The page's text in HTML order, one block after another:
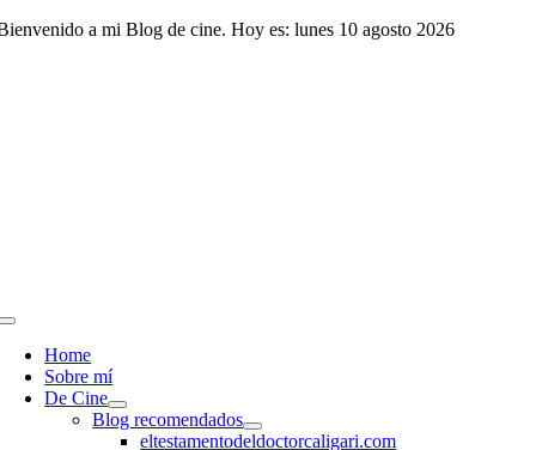
Saltar
a mi Blog de cine. Hoy es: lunes 10 agosto 2026
Toggle
NavigationHome
Sobre mí
De Cine
Blog recomendados
eltestamentodeldoctorcaligari.com